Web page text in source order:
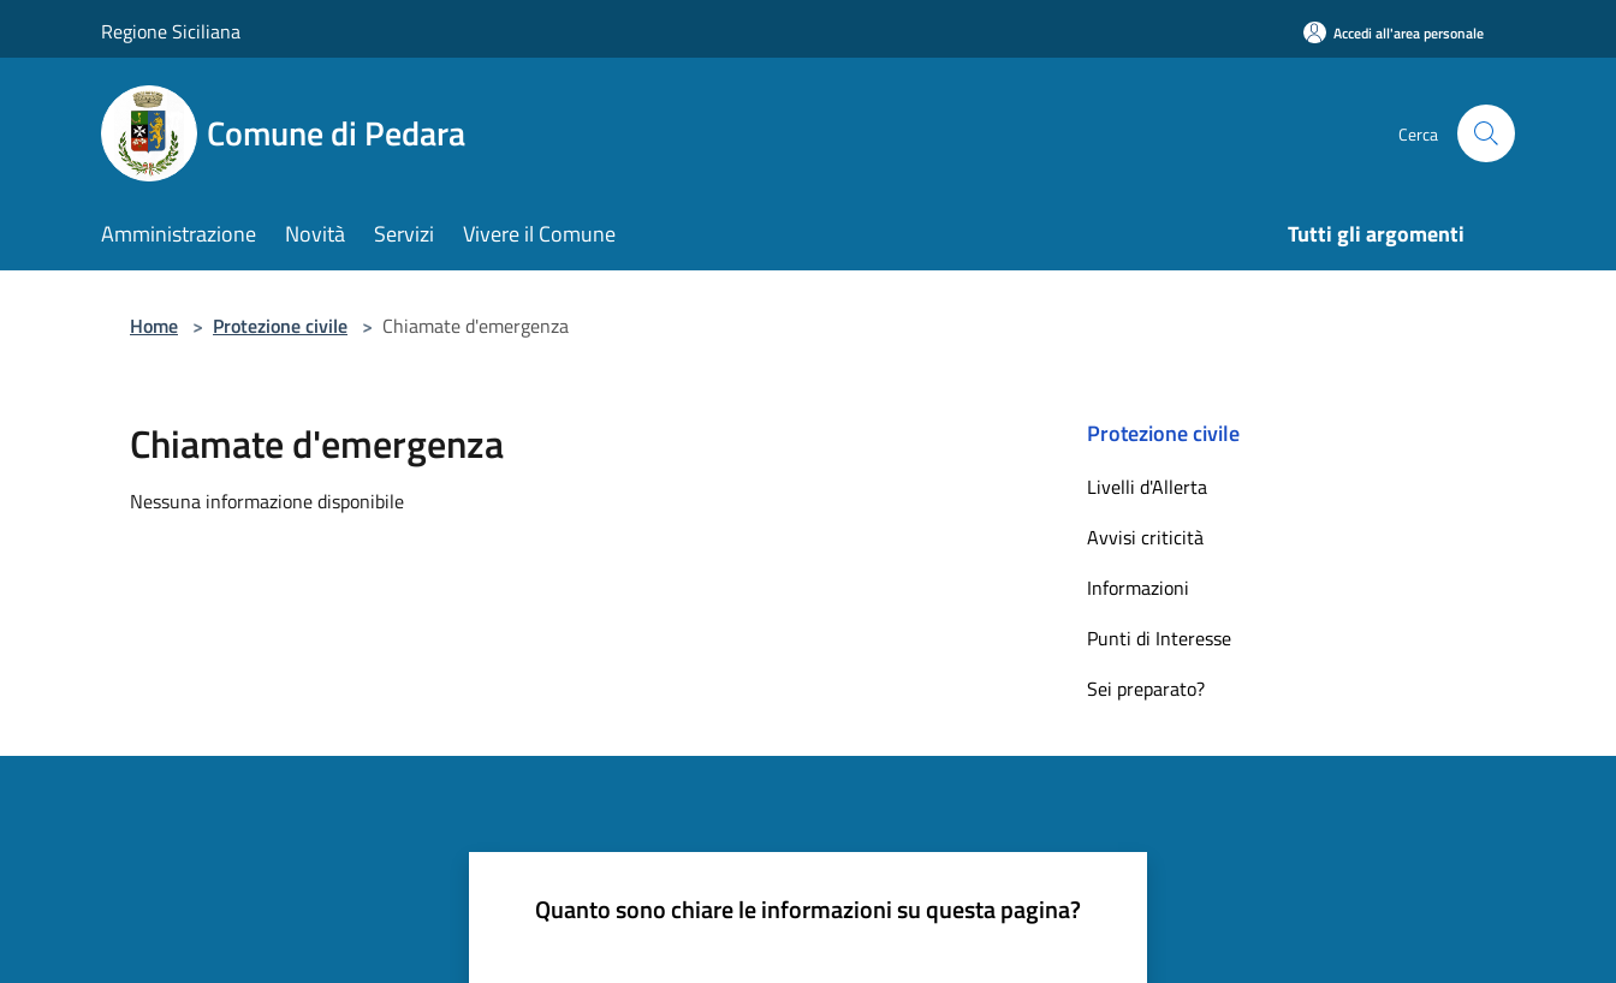
Regione Siciliana Accedi all'area personale
Comune di Pedara Cerca
Amministrazione Novità Servizi Vivere il Comune Tutti gli argomenti
Home > Protezione civile > Chiamate d'emergenza
Chiamate d'emergenza
Nessuna informazione disponibile
Protezione civile
Livelli d'Allerta
Avvisi criticità
Informazioni
Punti di Interesse
Sei preparato?
Quanto sono chiare le informazioni su questa pagina?